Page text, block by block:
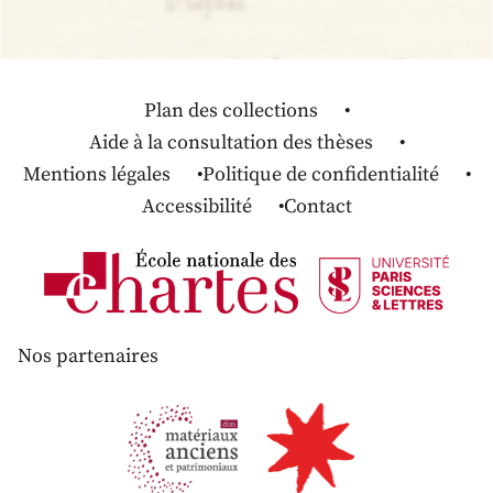
Plan des collections
Aide à la consultation des thèses
Mentions légales
Politique de confidentialité
Accessibilité
Contact
Nos partenaires